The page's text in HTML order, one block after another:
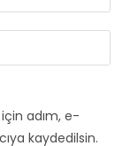
adım, e-
kaydedilsin.